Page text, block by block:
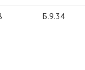
Б.9.34